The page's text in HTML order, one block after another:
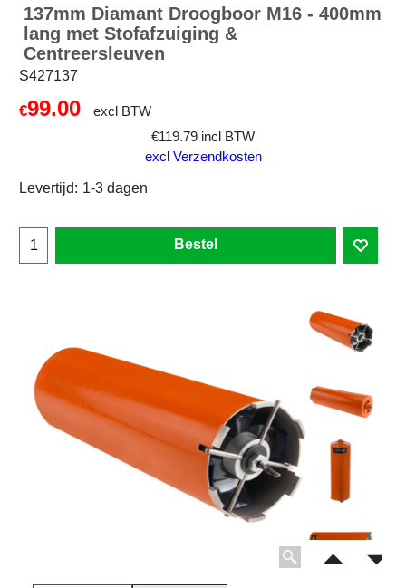
137mm Diamant Droogboor M16 - 400mm
lang met Stofafzuiging &
Centreersleuven
S427137
€99.00
excl BTW
€119.79 incl BTW
excl Verzendkosten
Levertijd: 1-3 dagen
Bestel